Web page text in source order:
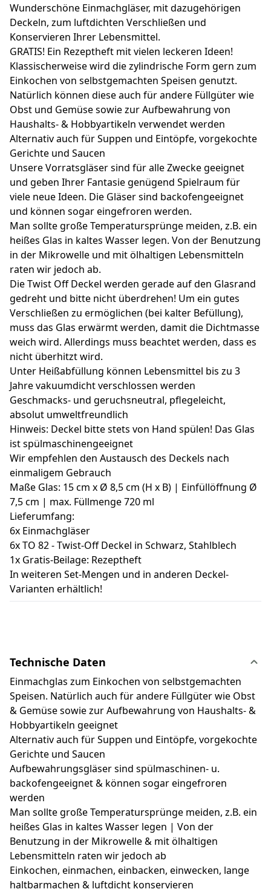
Wunderschöne Einmachgläser, mit dazugehörigen
Deckeln, zum luftdichten Verschließen und
Konservieren Ihrer Lebensmittel.
GRATIS! Ein Rezeptheft mit vielen leckeren Ideen!
Klassischerweise wird die zylindrische Form gern zum
Einkochen von selbstgemachten Speisen genutzt.
Natürlich können diese auch für andere Füllgüter wie
Obst und Gemüse sowie zur Aufbewahrung von
Haushalts- & Hobbyartikeln verwendet werden
Alternativ auch für Suppen und Eintöpfe, vorgekochte
Gerichte und Saucen
Unsere Vorratsgläser sind für alle Zwecke geeignet
und geben Ihrer Fantasie genügend Spielraum für
viele neue Ideen. Die Gläser sind backofengeeignet
und können sogar eingefroren werden.
Man sollte große Temperatursprünge meiden, z.B. ein
heißes Glas in kaltes Wasser legen. Von der Benutzung
in der Mikrowelle und mit ölhaltigen Lebensmitteln
raten wir jedoch ab.
Die Twist Off Deckel werden gerade auf den Glasrand
gedreht und bitte nicht überdrehen! Um ein gutes
Verschließen zu ermöglichen (bei kalter Befüllung),
muss das Glas erwärmt werden, damit die Dichtmasse
weich wird. Allerdings muss beachtet werden, dass es
nicht überhitzt wird.
Unter Heißabfüllung können Lebensmittel bis zu 3
Jahre vakuumdicht verschlossen werden
Geschmacks- und geruchsneutral, pflegeleicht,
absolut umweltfreundlich
Hinweis: Deckel bitte stets von Hand spülen! Das Glas
ist spülmaschinengeeignet
Wir empfehlen den Austausch des Deckels nach
einmaligem Gebrauch
Maße Glas: 15 cm x Ø 8,5 cm (H x B) | Einfüllöffnung Ø
7,5 cm | max. Füllmenge 720 ml
Lieferumfang:
6x Einmachgläser
6x TO 82 - Twist-Off Deckel in Schwarz, Stahlblech
1x Gratis-Beilage: Rezeptheft
In weiteren Set-Mengen und in anderen Deckel-
Varianten erhältlich!
Technische Daten
Einmachglas zum Einkochen von selbstgemachten
Speisen. Natürlich auch für andere Füllgüter wie Obst
& Gemüse sowie zur Aufbewahrung von Haushalts- &
Hobbyartikeln geeignet
Alternativ auch für Suppen und Eintöpfe, vorgekochte
Gerichte und Saucen
Aufbewahrungsgläser sind spülmaschinen- u.
backofengeeignet & können sogar eingefroren
werden
Man sollte große Temperatursprünge meiden, z.B. ein
heißes Glas in kaltes Wasser legen | Von der
Benutzung in der Mikrowelle & mit ölhaltigen
Lebensmitteln raten wir jedoch ab
Einkochen, einmachen, einbacken, einwecken, lange
haltbarmachen & luftdicht konservieren